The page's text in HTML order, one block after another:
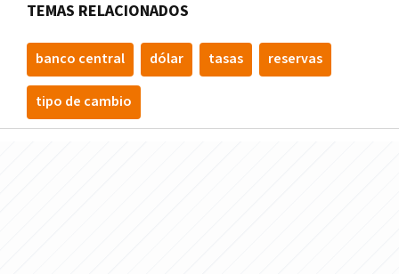
TEMAS RELACIONADOS
banco central dólar tasas reservas
tipo de cambio